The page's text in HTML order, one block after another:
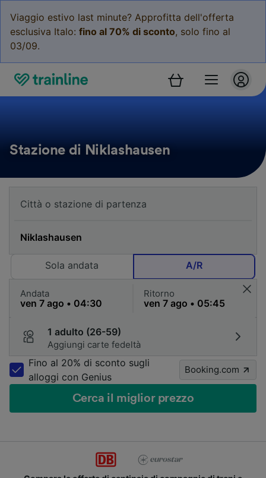
Viaggio estivo last minute? Approfitta dell'offerta
esclusiva Italo: fino al 70% di sconto, solo fino al
03/09.
Stazione di Niklashausen
Sola andata A/R
Andata Ritorno
1 adulto (26-59)
Aggiungi carte fedeltà
Fino al 20% di sconto sugli
alloggi con Genius
Booking.com
Cerca il miglior prezzo